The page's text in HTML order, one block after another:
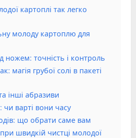
картоплі так легко
молоду картоплю для
ножем: точність і контроль
магія грубої солі в пакеті
інші абразиви
чи варті вони часу
що обрати саме вам
швидкій чистці молодої